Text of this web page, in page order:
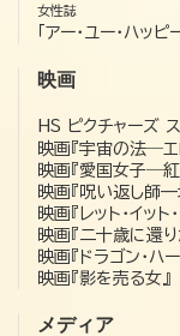
女性誌
「アー・ユー・ハッピ
映画
HS ピクチャーズ
映画『宇宙の法―
映画『愛国女子―紅
映画『呪い返し師—
映画『レット・イット
映画『二十歳に還り
映画『ドラゴン・
映画『影を売る女』
メディア